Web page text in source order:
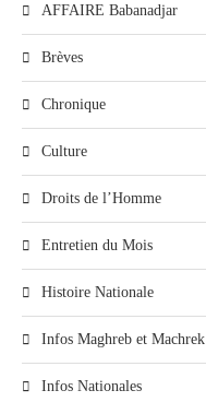
AFFAIRE Babanadjar
Brèves
Chronique
Culture
Droits de l’Homme
Entretien du Mois
Histoire Nationale
Infos Maghreb et Machrek
Infos Nationales